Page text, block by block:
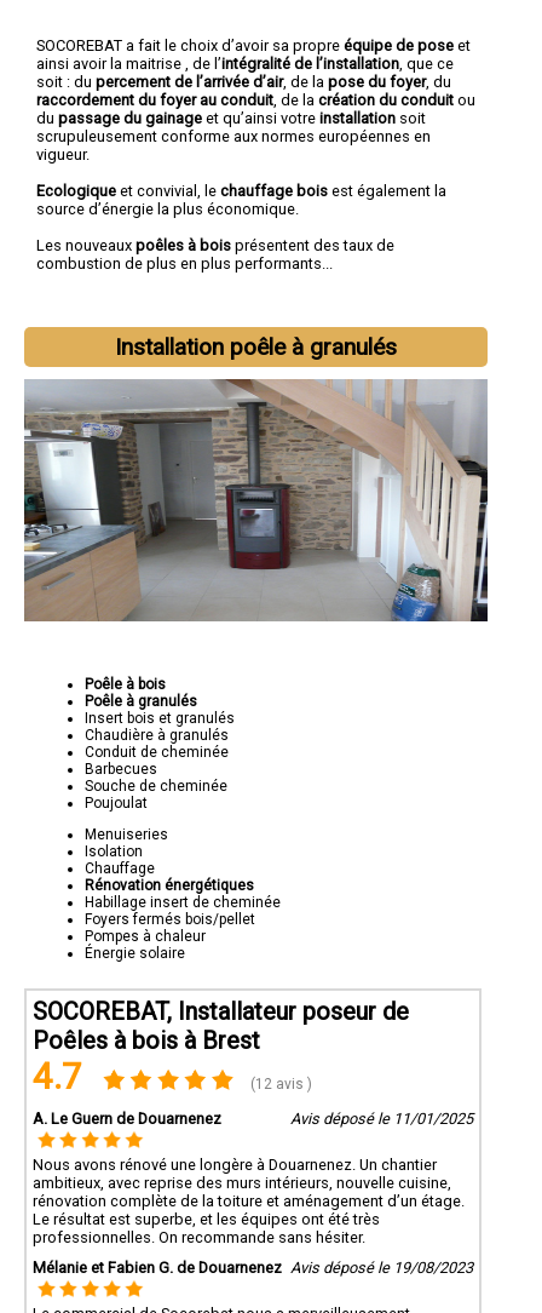
SOCOREBAT a fait le choix d’avoir sa propre équipe de pose et
ainsi avoir la maitrise , de l’intégralité de l’installation, que ce
soit : du percement de l’arrivée d’air, de la pose du foyer, du
raccordement du foyer au conduit, de la création du conduit ou
du passage du gainage et qu’ainsi votre installation soit
scrupuleusement conforme aux normes européennes en
vigueur.
Ecologique et convivial, le chauffage bois est également la
source d’énergie la plus économique.
Les nouveaux poêles à bois présentent des taux de
combustion de plus en plus performants...
Installation poêle à granulés
Poêle à bois
Poêle à granulés
Insert bois et granulés
Chaudière à granulés
Conduit de cheminée
Barbecues
Souche de cheminée
Poujoulat
Menuiseries
Isolation
Chauffage
Rénovation énergétiques
Habillage insert de cheminée
Foyers fermés bois/pellet
Pompes à chaleur
Énergie solaire
SOCOREBAT, Installateur poseur de
Poêles à bois à Brest
4.7 (12 avis )
A. Le Guern de Douarnenez Avis déposé le 11/01/2025
Nous avons rénové une longère à Douarnenez. Un chantier
ambitieux, avec reprise des murs intérieurs, nouvelle cuisine,
rénovation complète de la toiture et aménagement d’un étage.
Le résultat est superbe, et les équipes ont été très
professionnelles. On recommande sans hésiter.
Mélanie et Fabien G. de Douarnenez Avis déposé le 19/08/2023